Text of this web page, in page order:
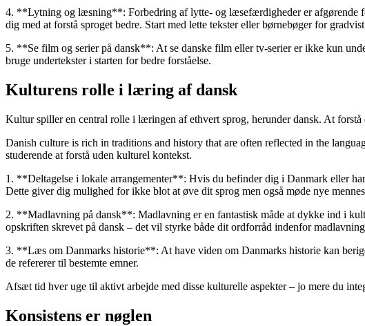
4. **Lytning og læsning**: Forbedring af lytte- og læsefærdigheder er afgørende
dig med at forstå sproget bedre. Start med lette tekster eller børnebøger for
5. **Se film og serier på dansk**: At se danske film eller tv-serier er ikke kun
bruge undertekster i starten for bedre forståelse.
Kulturens rolle i læring af dansk
Kultur spiller en central rolle i læringen af ethvert sprog, herunder dansk. At
Danish culture is rich in traditions and history that are often reflected in the
studerende at forstå uden kulturel kontekst.
1. **Deltagelse i lokale arrangementer**: Hvis du befinder dig i Danmark eller
Dette giver dig mulighed for ikke blot at øve dit sprog men også møde nye
2. **Madlavning på dansk**: Madlavning er en fantastisk måde at dykke ind i
opskriften skrevet på dansk – det vil styrke både dit ordforråd indenfor
3. **Læs om Danmarks historie**: At have viden om Danmarks historie kan
de refererer til bestemte emner.
Afsæt tid hver uge til aktivt arbejde med disse kulturelle aspekter – jo mere du
Konsistens er nøglen